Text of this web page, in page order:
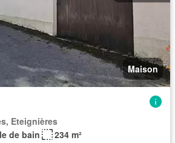
Maison
Eteignières
de bain
234 m²